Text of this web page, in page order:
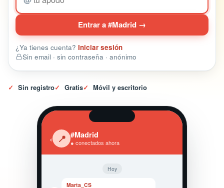
Entrar a #Madrid →
¿Ya tienes cuenta? Iniciar sesión
Sin email · sin contraseña · anónimo
✓ Sin registro✓ Gratis✓ Móvil y escritorio
‹ 📍 #Madrid
● conectados ahora
Hoy
Marta_CS